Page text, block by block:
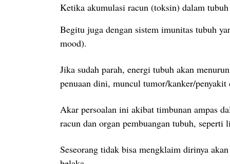
Ketika akumulasi racun (toksin) dalam
Begitu juga dengan sistem imunitas tubuh
mood).
Jika sudah parah, energi tubuh akan
penuaan dini, muncul tumor/kanker/
Akar persoalan ini akibat timbunan ampas
racun dan organ pembuangan tubuh,
Seseorang tidak bisa mengklaim dirinya